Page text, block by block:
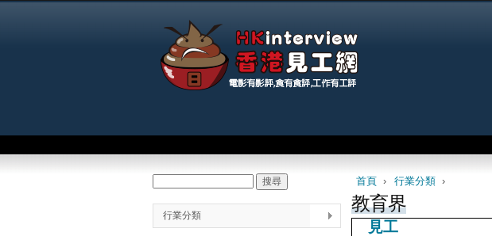
You are here
首頁› 行業分類›
教育界
見工
行業分類